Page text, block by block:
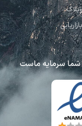
وبلاگ
بازاریابی
شما سرمایه ماست